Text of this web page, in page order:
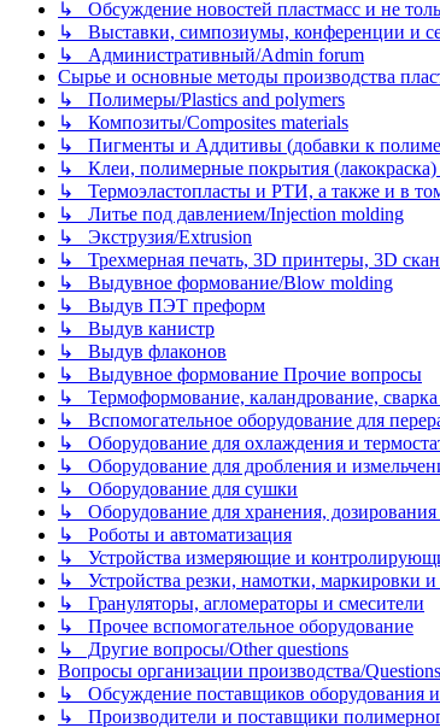
↳ Обсуждение новостей пластмасс и не
↳ Выставки, симпозиумы, конференции и
↳ Административный/Admin forum
Сырье и основные методы производства
↳ Полимеры/Plastics and polymers
↳ Композиты/Сomposites materials
↳ Пигменты и Аддитивы (добавки к
↳ Клеи, полимерные покрытия (лакокраска)
↳ Термоэластопласты и РТИ, а также и в
↳ Литье под давлением/Injection molding
↳ Экструзия/Extrusion
↳ Трехмерная печать, 3D принтеры, 3D
↳ Выдувное формование/Blow molding
↳ Выдув ПЭТ преформ
↳ Выдув канистр
↳ Выдув флаконов
↳ Выдувное формование Прочие вопросы
↳ Термоформование, каландрование, сварка
↳ Вспомогательное оборудование для
↳ Оборудование для охлаждения и
↳ Оборудование для дробления и
↳ Оборудование для сушки
↳ Оборудование для хранения,
↳ Роботы и автоматизация
↳ Устройства измеряющие и
↳ Устройства резки, намотки, маркировки и
↳ Грануляторы, агломераторы и смесители
↳ Прочее вспомогательное оборудование
↳ Другие вопросы/Other questions
Вопросы организации производства/
↳ Обсуждение поставщиков оборудования и
↳ Производители и поставщики